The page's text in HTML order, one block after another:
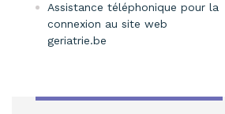
Assistance téléphonique pour la
connexion au site web
geriatrie.be